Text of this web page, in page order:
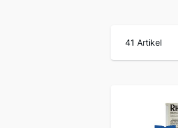
41 Artikel